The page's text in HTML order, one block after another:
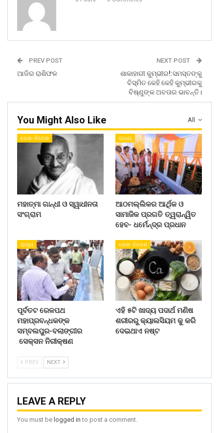
PREV POST
ଆଜିର ରାଶିଫଳ
NEXT POST
ଶାକାହାରୀ କୁମ୍ଭୀର!:ସମସ୍ତଙ୍କୁ
ବିସ୍ମିତ କେହି କେହି କୁମ୍ଭୀରକୁ
ବିଷ୍ଣୁଙ୍କ ଅବତାର ଭାବନ୍ତି।
All
You Might Also Like
ଦେଶ- ବିଦେଶ
ମହାତ୍ମା ଗାନ୍ଧୀ ଓ ସ୍ୱାଧୀନତା
ସଂଗ୍ରାମ
ରାଜ୍ୟ
ଆଠମଲ୍ଲିକର ଆର୍ଥିକ ଓ
ସାମାଜିକ ପ୍ରଗତି ତ୍ୱରାନ୍ୱିତ
ହେବ- ଧର୍ମେନ୍ଦ୍ର ପ୍ରଧାନ
ରାଜ୍ୟ
ପୂର୍ବତଟ ରେଳପଥ
ମହାପ୍ରବନ୍ଧକଙ୍କ
ସମ୍ବଲପୁର-ବଲାଙ୍ଗୀର
ସେକ୍ସନ ନିରୀକ୍ଷଣ
ଦେଶ- ବିଦେଶ
ଏହି ୫ଟି ଖାଦ୍ୟ ପଦାର୍ଥ ମଣିଷ
ଶରୀରରୁ କ୍ୟାଲସିୟମ କୁ କରି
ଦେଇଥାଏ ନଷ୍ଟ
PREV NEXT
LEAVE A REPLY
You must be logged in to post a comment.